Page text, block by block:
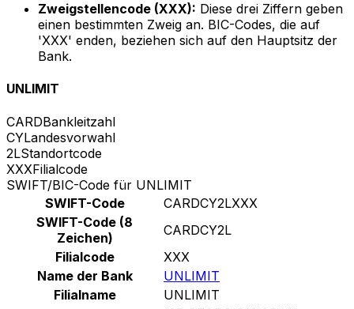
Zweigstellencode (XXX): Diese drei Ziffern geben
einen bestimmten Zweig an. BIC-Codes, die auf
'XXX' enden, beziehen sich auf den Hauptsitz der
Bank.
UNLIMIT
CARDBankleitzahl
CYLandesvorwahl
2LStandortcode
XXXFilialcode
SWIFT/BIC-Code für UNLIMIT
SWIFT-Code
CARDCY2LXXX
SWIFT-Code (8
Zeichen)
CARDCY2L
Filialcode
XXX
Name der Bank
UNLIMIT
Filialname
UNLIMIT